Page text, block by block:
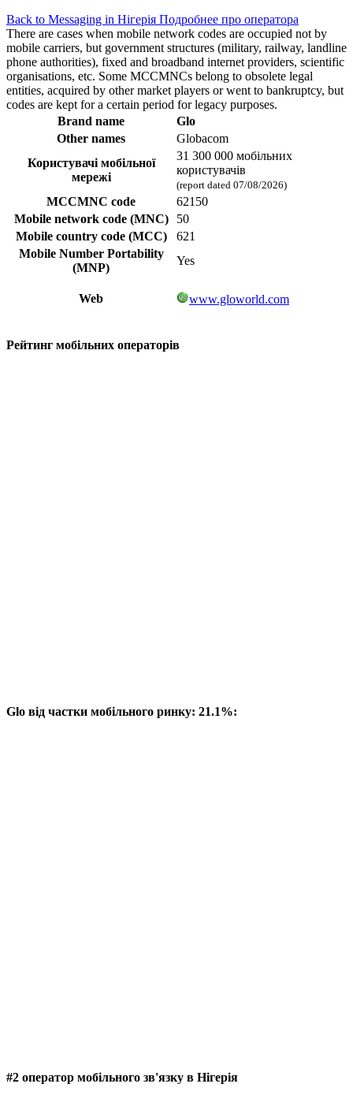
Back to Messaging in Нігерія Подробнее про оператора
There are cases when mobile network codes are occupied not by
mobile carriers, but government structures (military, railway, landline
phone authorities), fixed and broadband internet providers, scientific
organisations, etc. Some MCCMNCs belong to obsolete legal
entities, acquired by other market players or went to bankruptcy, but
codes are kept for a certain period for legacy purposes.
Brand name
Glo
Other names
Globacom
Користувачі мобільної
мережі
31 300 000 мобільних
користувачів
(report dated 07/08/2026)
MCCMNC code
62150
Mobile network code (MNC)
50
Mobile country code (MCC)
621
Mobile Number Portability
(MNP)
Yes
Web www.gloworld.com
Рейтинг мобільних операторів
Glo від частки мобільного ринку: 21.1%:
#2 оператор мобільного зв'язку в Нігерія